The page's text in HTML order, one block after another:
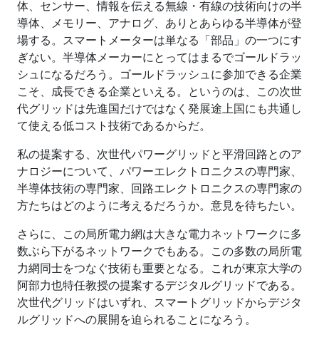
体、センサー、情報を伝える無線・有線の技術向けの半
導体、メモリー、アナログ、ありとあらゆる半導体が登
場する。スマートメーターは単なる「部品」の一つにす
ぎない。半導体メーカーにとってはまるでゴールドラッ
シュになるだろう。ゴールドラッシュに参加できる企業
こそ、成長できる企業といえる。というのは、この次世
代グリッドは先進国だけではなく発展途上国にも共通し
て使える低コスト技術であるからだ。
私の提案する、次世代パワーグリッドと平滑回路とのア
ナロジーについて、パワーエレクトロニクスの専門家、
半導体技術の専門家、回路エレクトロニクスの専門家の
方たちはどのように考えるだろうか。意見を待ちたい。
さらに、この局所電力網は大きな電力ネットワークに多
数ぶら下がるネットワークでもある。この多数の局所電
力網同士をつなぐ技術も重要となる。これが東京大学の
阿部力也特任教授の提案するデジタルグリッドである。
次世代グリッドはいずれ、スマートグリッドからデジタ
ルグリッドへの展開を迫られることになろう。